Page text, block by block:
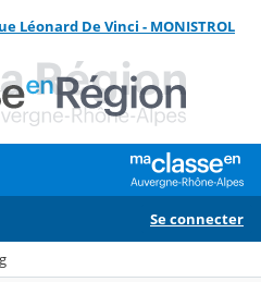
Léonard De Vinci - MONISTROL
Se connecter